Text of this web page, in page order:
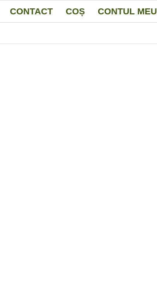
CONTACT COȘ CONTUL MEU